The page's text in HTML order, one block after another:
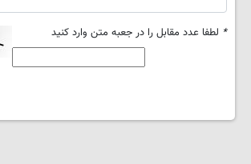
* لطفا عدد مقابل را در جعبه متن وارد کنید